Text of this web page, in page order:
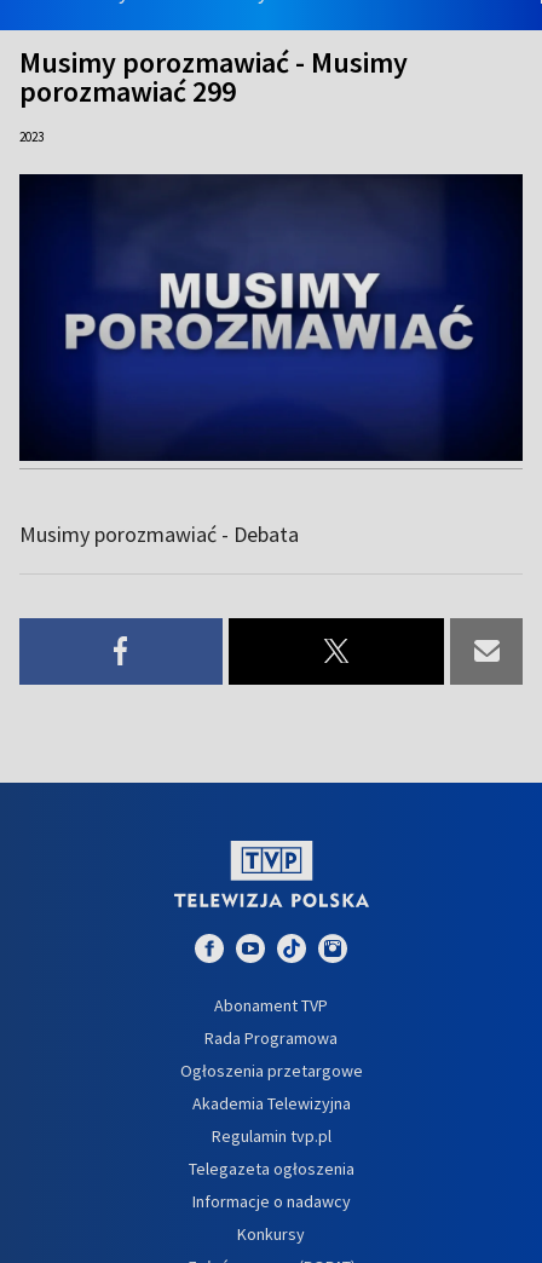
Musimy porozmawiać - Musimy
porozmawiać 299
2023
Musimy porozmawiać - Debata
Abonament TVP
Rada Programowa
Ogłoszenia przetargowe
Akademia Telewizyjna
Regulamin tvp.pl
Telegazeta ogłoszenia
Informacje o nadawcy
Konkursy